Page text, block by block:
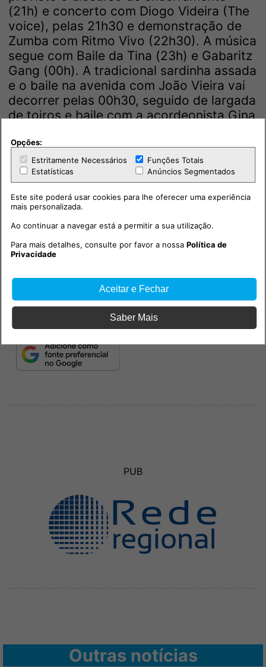
(21h) e concerto com Diogo Videira (The
voice), pelas 21h30 e demonstração de
Zumba com Ritmo Vivo (22h30). A música
segue com Baile da Tina (23h) e Gabaritz
Gang (00h). A tradicional sardinha assada
e o baile na avenida com João Vieira vai
decorrer pelas 00h30, seguido de largada
de toiros e baile com a acordeonista Gina
animado, no último dia, por DJ Fábio
Matos (01h30), Ative Boyz (02h30) e
Marcelo F (03h30).
PUB
Outras notícias
Opções:
Estritamente Necessários
Funções Totais
Estatísticas
Anúncios Segmentados
Este site poderá usar cookies para lhe oferecer uma experiência
mais personalizada.
Ao continuar a navegar está a permitir a sua utilização.
Para mais detalhes, consulte por favor a nossaPolítica de
Privacidade
Aceitar e Fechar
Saber Mais